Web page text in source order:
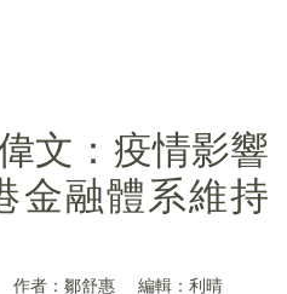
文：疫情影響
金融體系維持
作者：鄒舒惠 編輯：利晴